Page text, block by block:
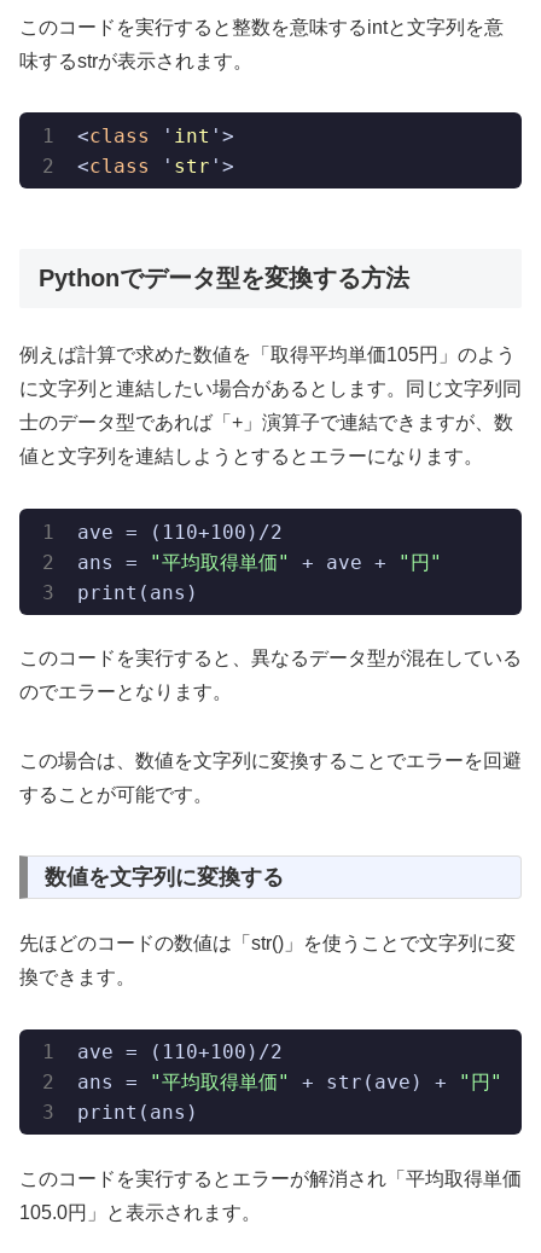
このコードを実行すると整数を意味するintと文字列を意
味するstrが表示されます。
<class ' int '>
<class ' str '>
Pythonでデータ型を変換する方法
例えば計算で求めた数値を「取得平均単価105円」のよう
に文字列と連結したい場合があるとします。同じ文字列同
士のデータ型であれば「+」演算子で連結できますが、数
値と文字列を連結しようとするとエラーになります。
ave = (110+100)/2
ans =
"平均取得単価" + ave +
"円"
print(ans)
このコードを実行すると、異なるデータ型が混在している
のでエラーとなります。
この場合は、数値を文字列に変換することでエラーを回避
することが可能です。
数値を文字列に変換する
先ほどのコードの数値は「str()」を使うことで文字列に変
換できます。
ave = (110+100)/2
ans =
"平均取得単価" + str(ave) +
"円"
print(ans)
このコードを実行するとエラーが解消され「平均取得単価
105.0円」と表示されます。